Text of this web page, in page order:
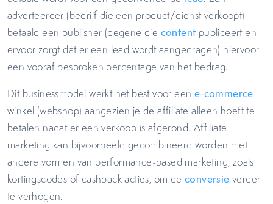
adverteerder (bedrijf die een product/dienst verkoopt)
betaald een publisher (degene die content publiceert en
ervoor zorgt dat er een lead wordt aangedragen) hiervoor
een vooraf besproken percentage van het bedrag.
Dit businessmodel werkt het best voor een e-commerce
winkel (webshop) aangezien je de affiliate alleen hoeft te
betalen nadat er een verkoop is afgerond. Affiliate
marketing kan bijvoorbeeld gecombineerd worden met
andere vormen van performance-based marketing, zoals
kortingscodes of cashback acties, om de conversie verder
te verhogen.